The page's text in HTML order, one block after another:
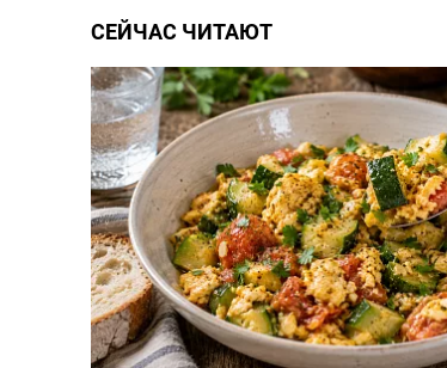
СЕЙЧАС ЧИТАЮТ